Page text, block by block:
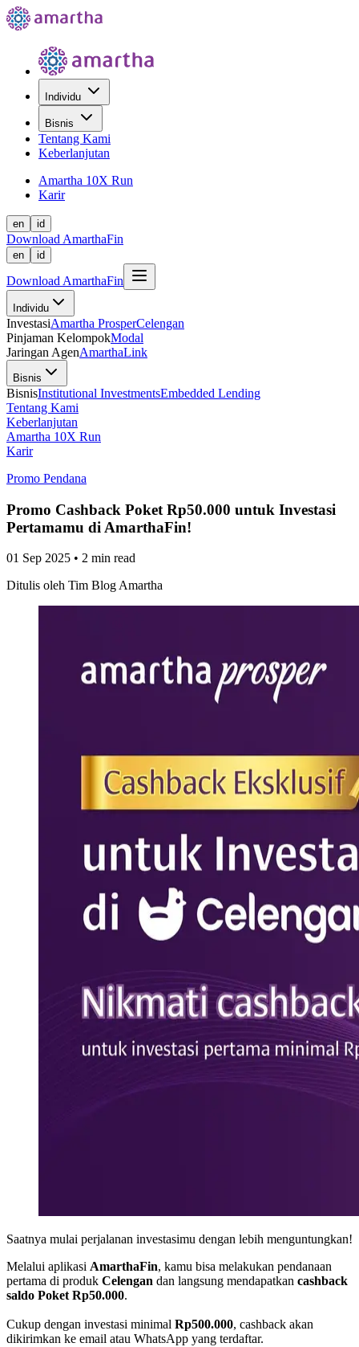
Individu
Bisnis
Tentang Kami
Keberlanjutan
Amartha 10X Run
Karir
en id
Download AmarthaFin
en id
Download AmarthaFin
Individu
InvestasiAmartha ProsperCelengan
Pinjaman KelompokModal
Jaringan AgenAmarthaLink
Bisnis
BisnisInstitutional InvestmentsEmbedded Lending
Tentang Kami
Keberlanjutan
Amartha 10X Run
Karir
Promo Pendana
Promo Cashback Poket Rp50.000 untuk Investasi
Pertamamu di AmarthaFin!
01 Sep 2025 • 2 min read
Ditulis oleh Tim Blog Amartha
Saatnya mulai perjalanan investasimu dengan lebih menguntungkan!
Melalui aplikasi AmarthaFin, kamu bisa melakukan pendanaan
pertama di produk Celengan dan langsung mendapatkan cashback
saldo Poket Rp50.000.
Cukup dengan investasi minimal Rp500.000, cashback akan
dikirimkan ke email atau WhatsApp yang terdaftar.